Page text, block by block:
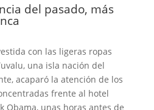
del pasado, más
con las ligeras ropas
una isla nación del
acaparó la atención de los
frente al hotel
Obama, unas horas antes de